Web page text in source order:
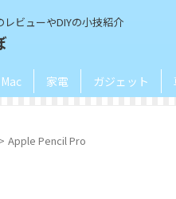
レビューやDIYの小技紹介
Mac 家電 ガジェット
> Apple Pencil Pro